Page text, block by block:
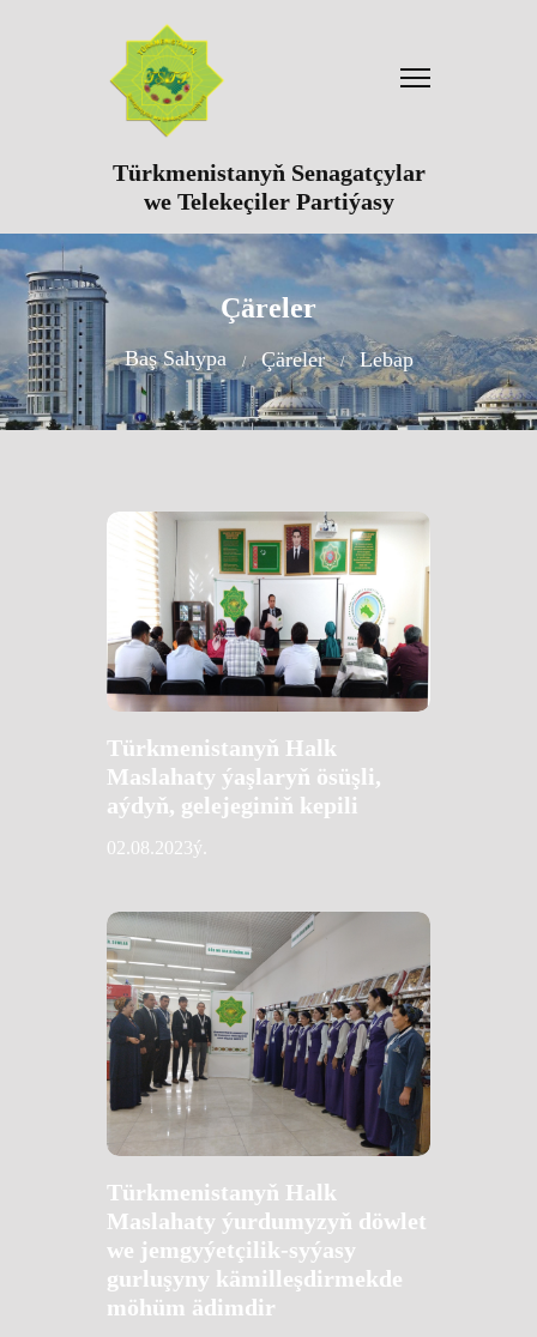
Türkmenistanyň Senagatçylar
we Telekeçiler Partiýasy
Çäreler
Baş Sahypa Çäreler Lebap
Türkmenistanyň Halk
Maslahaty ýaşlaryň ösüşli,
aýdyň, gelejeginiň kepili
02.08.2023ý.
Türkmenistanyň Halk
Maslahaty ýurdumyzyň döwlet
we jemgyýetçilik-syýasy
gurluşyny kämilleşdirmekde
möhüm ädimdir